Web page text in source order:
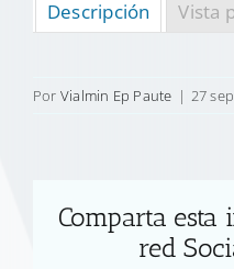
Descripción Vista
Por Vialmin Ep Paute | 27
Comparta
red